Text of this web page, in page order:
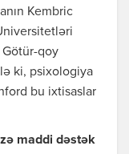
Kembric
Götür-qoy
ki, psixologiya
bu ixtisaslar
maddi dəstək